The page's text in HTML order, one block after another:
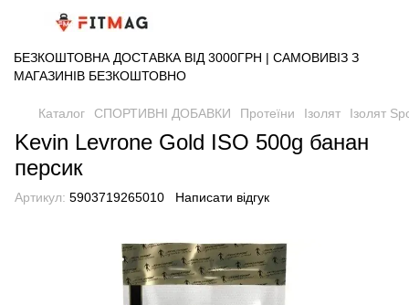
БЕЗКОШТОВНА ДОСТАВКА ВІД 3000ГРН | САМОВИВІЗ З
МАГАЗИНІВ БЕЗКОШТОВНО
Каталог СПОРТИВНІ ДОБАВКИ Протеїни Ізолят Ізолят
Kevin Levrone Gold ISO 500g банан
персик
Артикул: 5903719265010 Написати відгук